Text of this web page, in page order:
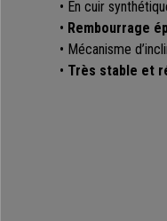
• En cuir
• Rembourrage
• Mécanisme
• Très stable et